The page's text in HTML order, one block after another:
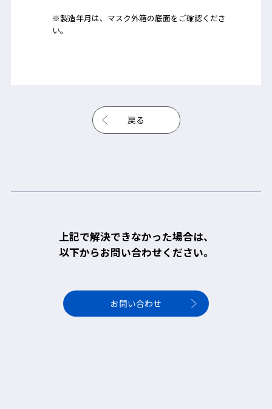
※製造年月は、マスク外箱の底面をご確認くださ
い。
戻る
上記で解決できなかった場合は、
以下からお問い合わせください。
お問い合わせ